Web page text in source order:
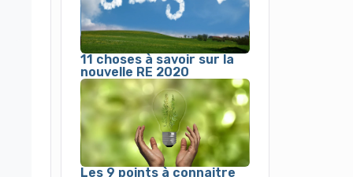
11 choses à savoir sur la
nouvelle RE 2020
Les 9 points à connaitre